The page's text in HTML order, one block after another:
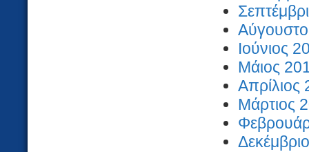
Ιούνιος
Μάιος
Απρίλιος
Μάρτιος